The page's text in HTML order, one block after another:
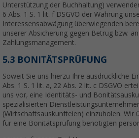
Unterstützung der Buchhaltung)
6 Abs. 1 S. 1 lit. f DSGVO der Wahrung
Interessensabwägung überwiegenden
unserer Absicherung gegen Betrug bzw.
Zahlungsmanagement.
5.3 BONITÄTSPRÜFUNG
Soweit Sie uns hierzu Ihre ausdrückliche
Abs. 1 S. 1 lit. a, 22 Abs. 2 lit. c DSGVO
uns vor, eine Identitäts- und
spezialisierten
(Wirtschaftsauskunfteien) einzuholen. Wir
für eine Bonitätsprüfung benötigten